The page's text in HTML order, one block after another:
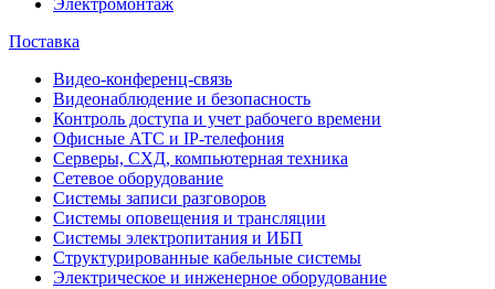
Электромонтаж
Поставка
Видео-конференц-связь
Видеонаблюдение и безопасность
Контроль доступа и учет рабочего времени
Офисные АТС и IP-телефония
Серверы, СХД, компьютерная техника
Сетевое оборудование
Системы записи разговоров
Системы оповещения и трансляции
Системы электропитания и ИБП
Структурированные кабельные системы
Электрическое и инженерное оборудование